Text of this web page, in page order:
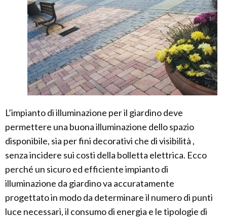
L’impianto di illuminazione per il giardino deve
permettere una buona illuminazione dello spazio
disponibile, sia per fini decorativi che di visibilità ,
senza incidere sui costi della bolletta elettrica. Ecco
perché un sicuro ed efficiente impianto di
illuminazione da giardino va accuratamente
progettato in modo da determinare il numero di punti
luce necessari, il consumo di energia e le tipologie di